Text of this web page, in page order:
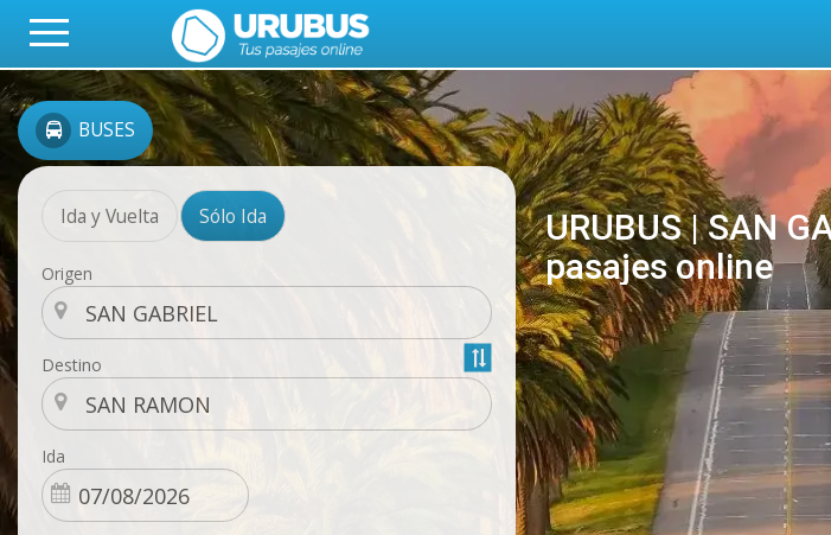
BUSES
Ida y Vuelta Sólo Ida
Origen
Destino
Ida
URUBUS | SAN
pasajes online